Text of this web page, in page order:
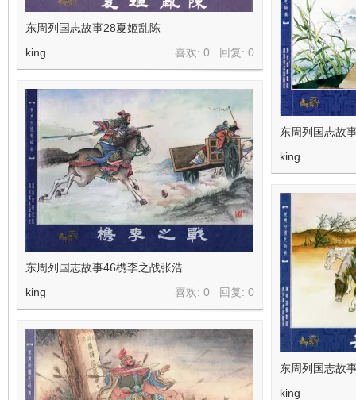
东周列国志故事28夏姬乱陈
喜欢: 0 回复: 0
king
东周列国志故
king
东周列国志故事46槜李之战张浩
喜欢: 0 回复: 0
king
东周列国志故
king